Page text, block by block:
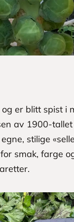
er blitt spist i
av 1900-
stilige
smak, farge